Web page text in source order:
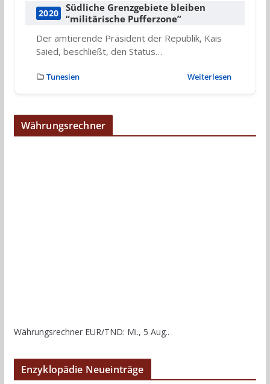
2020
Südliche Grenzgebiete bleiben
“militärische Pufferzone”
Der amtierende Präsident der Republik, Kais
Saied, beschließt, den Status…
Tunesien Weiterlesen
Währungsrechner
Währungsrechner EUR/TND: Mi., 5 Aug..
Enzyklopädie Neueinträge